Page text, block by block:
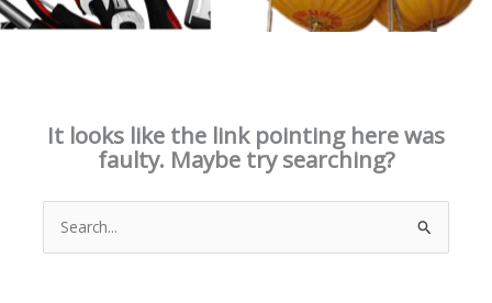
It looks like the link pointing here was
faulty. Maybe try searching?
for: